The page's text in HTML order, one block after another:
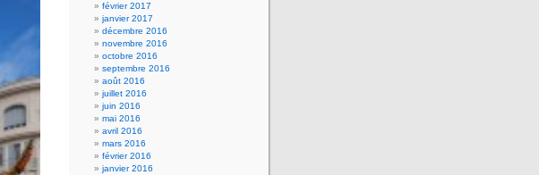
février 2017
janvier 2017
décembre 2016
novembre 2016
octobre 2016
septembre 2016
août 2016
juillet 2016
juin 2016
mai 2016
avril 2016
mars 2016
février 2016
janvier 2016